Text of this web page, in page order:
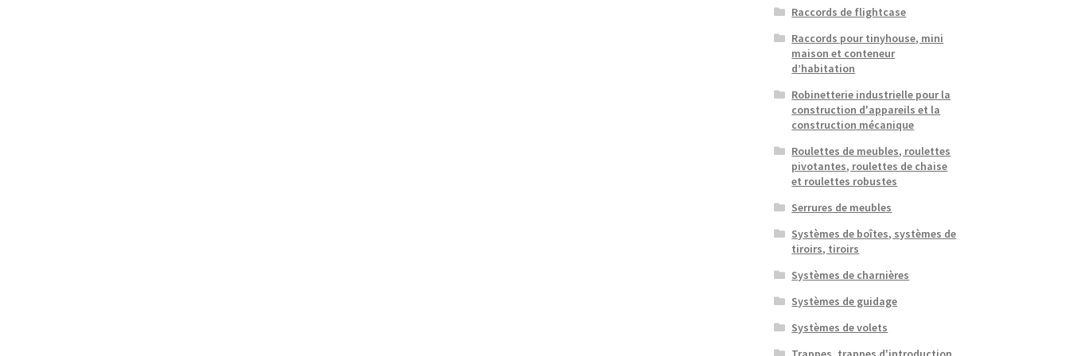
Raccords de flightcase
Raccords pour tinyhouse, mini
maison et conteneur
d’habitation
Robinetterie industrielle pour la
construction d'appareils et la
construction mécanique
Roulettes de meubles, roulettes
pivotantes, roulettes de chaise
et roulettes robustes
Serrures de meubles
Systèmes de boîtes, systèmes de
tiroirs, tiroirs
Systèmes de charnières
Systèmes de guidage
Systèmes de volets